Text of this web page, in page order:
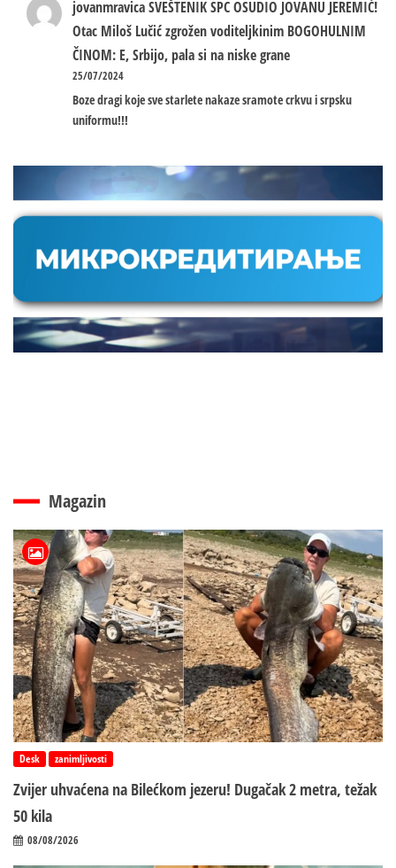
jovanmravicaSVEŠTENIK SPC OSUDIO JOVANU JEREMIĆ!
Otac Miloš Lučić zgrožen voditeljkinim BOGOHULNIM
ČINOM: E, Srbijo, pala si na niske grane
25/07/2024
Boze dragi koje sve starlete nakaze sramote crkvu i srpsku
uniformu!!!
Magazin
Desk zanimljivosti
Zvijer uhvaćena na Bilećkom jezeru! Dugačak 2 metra, težak
50 kila
08/08/2026